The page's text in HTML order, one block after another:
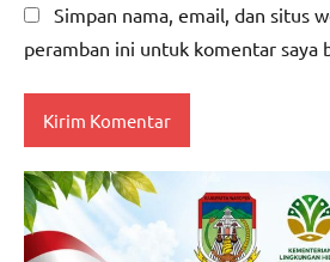
Simpan nama, email, dan situs
peramban ini untuk komentar saya